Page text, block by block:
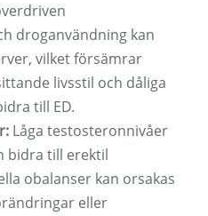
droganvändning kan
vilket försämrar
livsstil och dåliga
till ED.
Låga testosteronnivåer
bidra till erektil
obalanser kan orsakas
eller